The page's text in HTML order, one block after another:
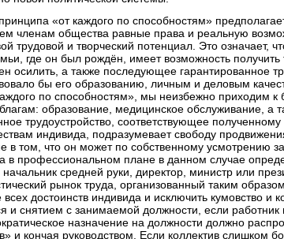
«от каждого по способностям»
членам общества равные права и реальную
трудовой и творческий потенциал. Это означает,
где он был рождён, имеет возможность получить
осилить, а также последующее гарантированное
бы его образованию, личным и деловым
по способностям», мы неизбежно приходим
образование, медицинское обслуживание, а
трудоустройство, соответствующее
индивида, подразумевает свободу
в том, что он может по собственному усмотрению
в профессиональном плане в данном случае
средней руки, директор, министр или
рынок труда, организованный таким
всех достоинств индивида и исключить кумовство
и снятием с занимаемой должности, если
назначение на должности должно
и кончая руководством. Если коллектив слишком